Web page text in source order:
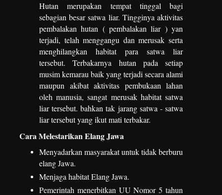
Hutan merupakan tempat tinggal bagi
sebagian besar satwa liar. Tingginya aktivitas
pembalakan hutan ( pembalakan liar ) yan
terjadi, telah menggangu dan merusak serta
menghilangkan habitat para satwa liar
tersebut. Terbakarnya hutan pada setiap
musim kemarau baik yang terjadi secara alami
maupun akibat aktivitas pembukaan lahan
oleh manusia, sangat merusak habitat satwa
liar tersebut. bahkan tak jarang satwa - satwa
liar tersebut yang ikut mati terbakar.
Cara Melestarikan Elang Jawa
Menyadarkan masyarakat untuk tidak berburu
elang Jawa.
Menjaga habitat Elang Jawa.
Pemerintah menerbitkan UU Nomor 5 tahun